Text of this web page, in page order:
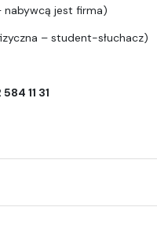
nabywcą jest firma)
– student-słuchacz)
11 31